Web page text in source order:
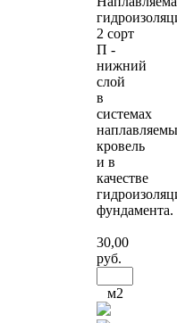
2 сорт
П -
нижний
слой
в
системах
кровель
и в
качестве
фундамента.
30,00
руб.
м2